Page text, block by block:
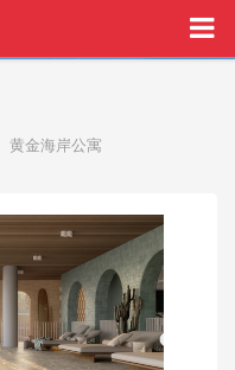
您安心购房
黄金海岸公寓